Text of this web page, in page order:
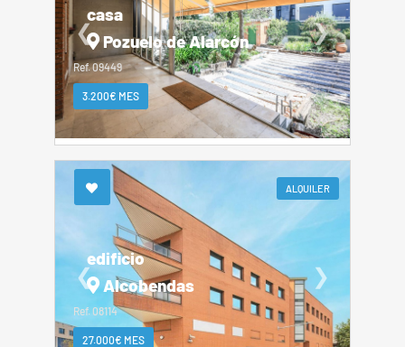
casa
Pozuelo de Alarcón
Ref. 09449
3.200€ MES
❮ ❯
ALQUILER
edificio
Alcobendas
Ref. 08114
27.000€ MES
❮ ❯